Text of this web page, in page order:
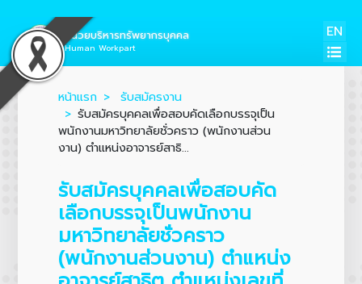
หน่วยบริหารทรัพยากรบุคคล
Human Workpart
EN
หน้าแรก
รับสมัครงาน
รับสมัครบุคคลเพื่อสอบคัดเลือกบรรจุเป็น
พนักงานมหาวิทยาลัยชั่วคราว (พนักงานส่วน
งาน) ตำแหน่งอาจารย์สาธิ...
รับสมัครบุคคลเพื่อสอบคัด
เลือกบรรจุเป็นพนักงาน
มหาวิทยาลัยชั่วคราว
(พนักงานส่วนงาน) ตำแหน่ง